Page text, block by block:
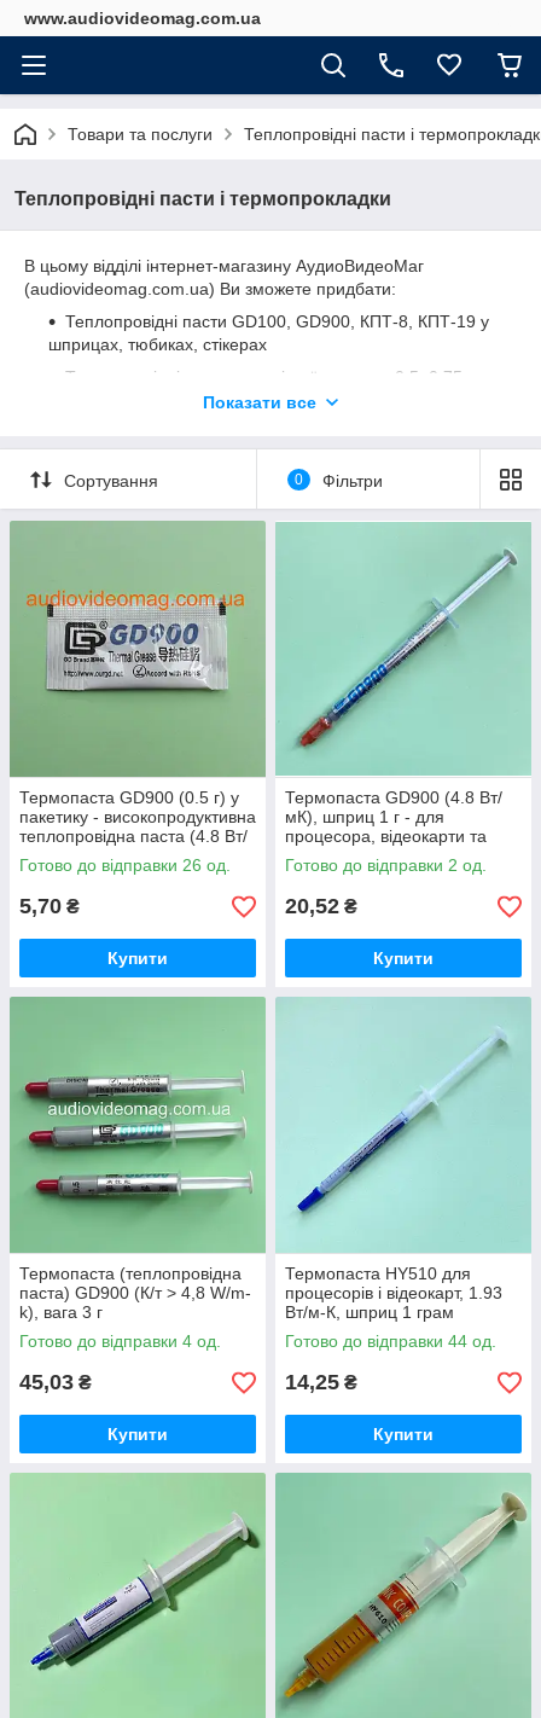
www.audiovideomag.com.ua
Товари та послуги Теплопровідні пасти і
Теплопровідні пасти і термопрокладки
В цьому відділі інтернет-магазину АудиоВидеоМаг
(audiovideomag.com.ua) Ви зможете придбати:
Теплопровідні пасти GD100, GD900, КПТ-8, КПТ-19 у
шприцах, тюбиках, стікерах
Термопровідні прокладки різної товщини 0.5, 0.75,
1.0, 1.5 , 2.0, 2.5 ммПоказати все
Сортування 0 Фільтри
Термопаста GD900 (0.5 г) у
пакетику - високопродуктивна
теплопровідна паста (4.8 Вт/
мК)
Готово до відправки 26 од.
5,70 ₴
Купити
Термопаста GD900 (4.8 Вт/
мК), шприц 1 г - для
процесора, відеокарти та
ноутбука
Готово до відправки 2 од.
20,52 ₴
Купити
Термопаста (теплопровідна
паста) GD900 (К/т > 4,8 W/m-
k), вага 3 г
Готово до відправки 4 од.
45,03 ₴
Купити
Термопаста HY510 для
процесорів і відеокарт, 1.93
Вт/м-К, шприц 1 грам
Готово до відправки 44 од.
14,25 ₴
Купити